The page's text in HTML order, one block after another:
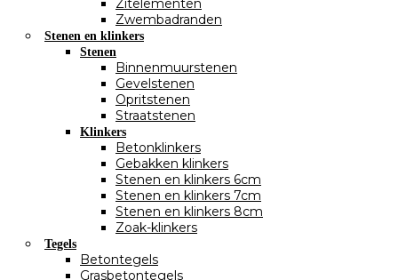
Zitelementen
Zwembadranden
Stenen en klinkers
Stenen
Binnenmuurstenen
Gevelstenen
Opritstenen
Straatstenen
Klinkers
Betonklinkers
Gebakken klinkers
Stenen en klinkers 6cm
Stenen en klinkers 7cm
Stenen en klinkers 8cm
Zoak-klinkers
Tegels
Betontegels
Grasbetontegels